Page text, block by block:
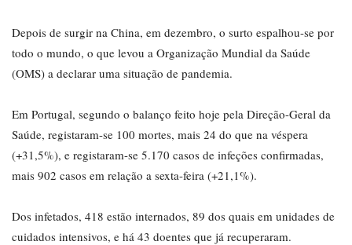
Depois de surgir na China, em dezembro, o surto espalhou-se por
todo o mundo, o que levou a Organização Mundial da Saúde
(OMS) a declarar uma situação de pandemia.
Em Portugal, segundo o balanço feito hoje pela Direção-Geral da
Saúde, registaram-se 100 mortes, mais 24 do que na véspera
(+31,5%), e registaram-se 5.170 casos de infeções confirmadas,
mais 902 casos em relação a sexta-feira (+21,1%).
Dos infetados, 418 estão internados, 89 dos quais em unidades de
cuidados intensivos, e há 43 doentes que já recuperaram.